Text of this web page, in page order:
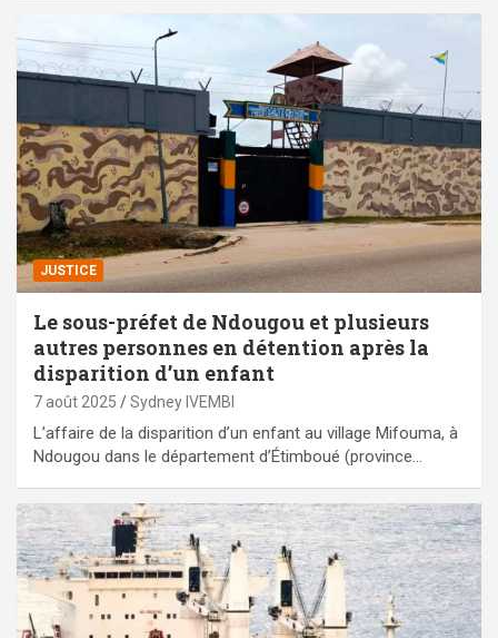
JUSTICE
Le sous-préfet de Ndougou et plusieurs
autres personnes en détention après la
disparition d’un enfant
7 août 2025 Sydney IVEMBI
L’affaire de la disparition d’un enfant au village Mifouma, à
Ndougou dans le département d’Étimboué (province…